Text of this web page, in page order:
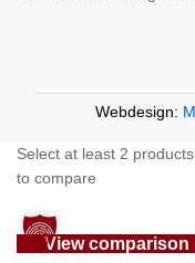
Webdesign:
Select at least 2 products
to compare
View comparison